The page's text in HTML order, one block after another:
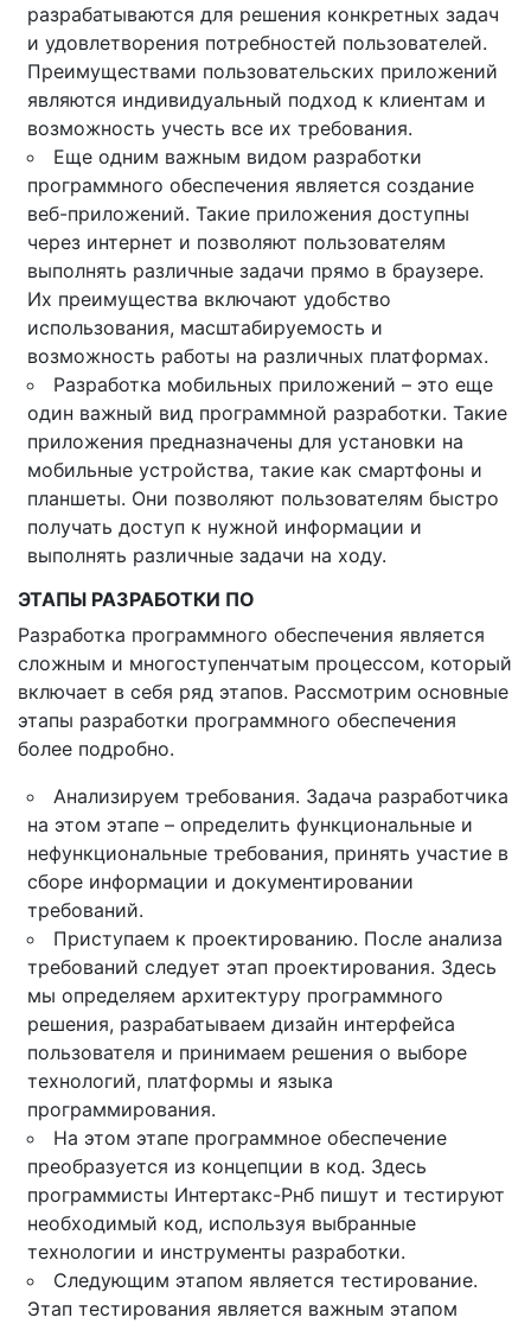
разрабатываются для решения конкретных задач
и удовлетворения потребностей пользователей.
Преимуществами пользовательских приложений
являются индивидуальный подход к клиентам и
возможность учесть все их требования.
Еще одним важным видом разработки
программного обеспечения является создание
веб-приложений. Такие приложения доступны
через интернет и позволяют пользователям
выполнять различные задачи прямо в браузере.
Их преимущества включают удобство
использования, масштабируемость и
возможность работы на различных платформах.
Разработка мобильных приложений – это еще
один важный вид программной разработки. Такие
приложения предназначены для установки на
мобильные устройства, такие как смартфоны и
планшеты. Они позволяют пользователям быстро
получать доступ к нужной информации и
выполнять различные задачи на ходу.
ЭТАПЫ РАЗРАБОТКИ ПО
Разработка программного обеспечения является
сложным и многоступенчатым процессом, который
включает в себя ряд этапов. Рассмотрим основные
этапы разработки программного обеспечения
более подробно.
Анализируем требования. Задача разработчика
на этом этапе – определить функциональные и
нефункциональные требования, принять участие в
сборе информации и документировании
требований.
Приступаем к проектированию. После анализа
требований следует этап проектирования. Здесь
мы определяем архитектуру программного
решения, разрабатываем дизайн интерфейса
пользователя и принимаем решения о выборе
технологий, платформы и языка
программирования.
На этом этапе программное обеспечение
преобразуется из концепции в код. Здесь
программисты Интертакс-Рнб пишут и тестируют
необходимый код, используя выбранные
технологии и инструменты разработки.
Следующим этапом является тестирование.
Этап тестирования является важным этапом